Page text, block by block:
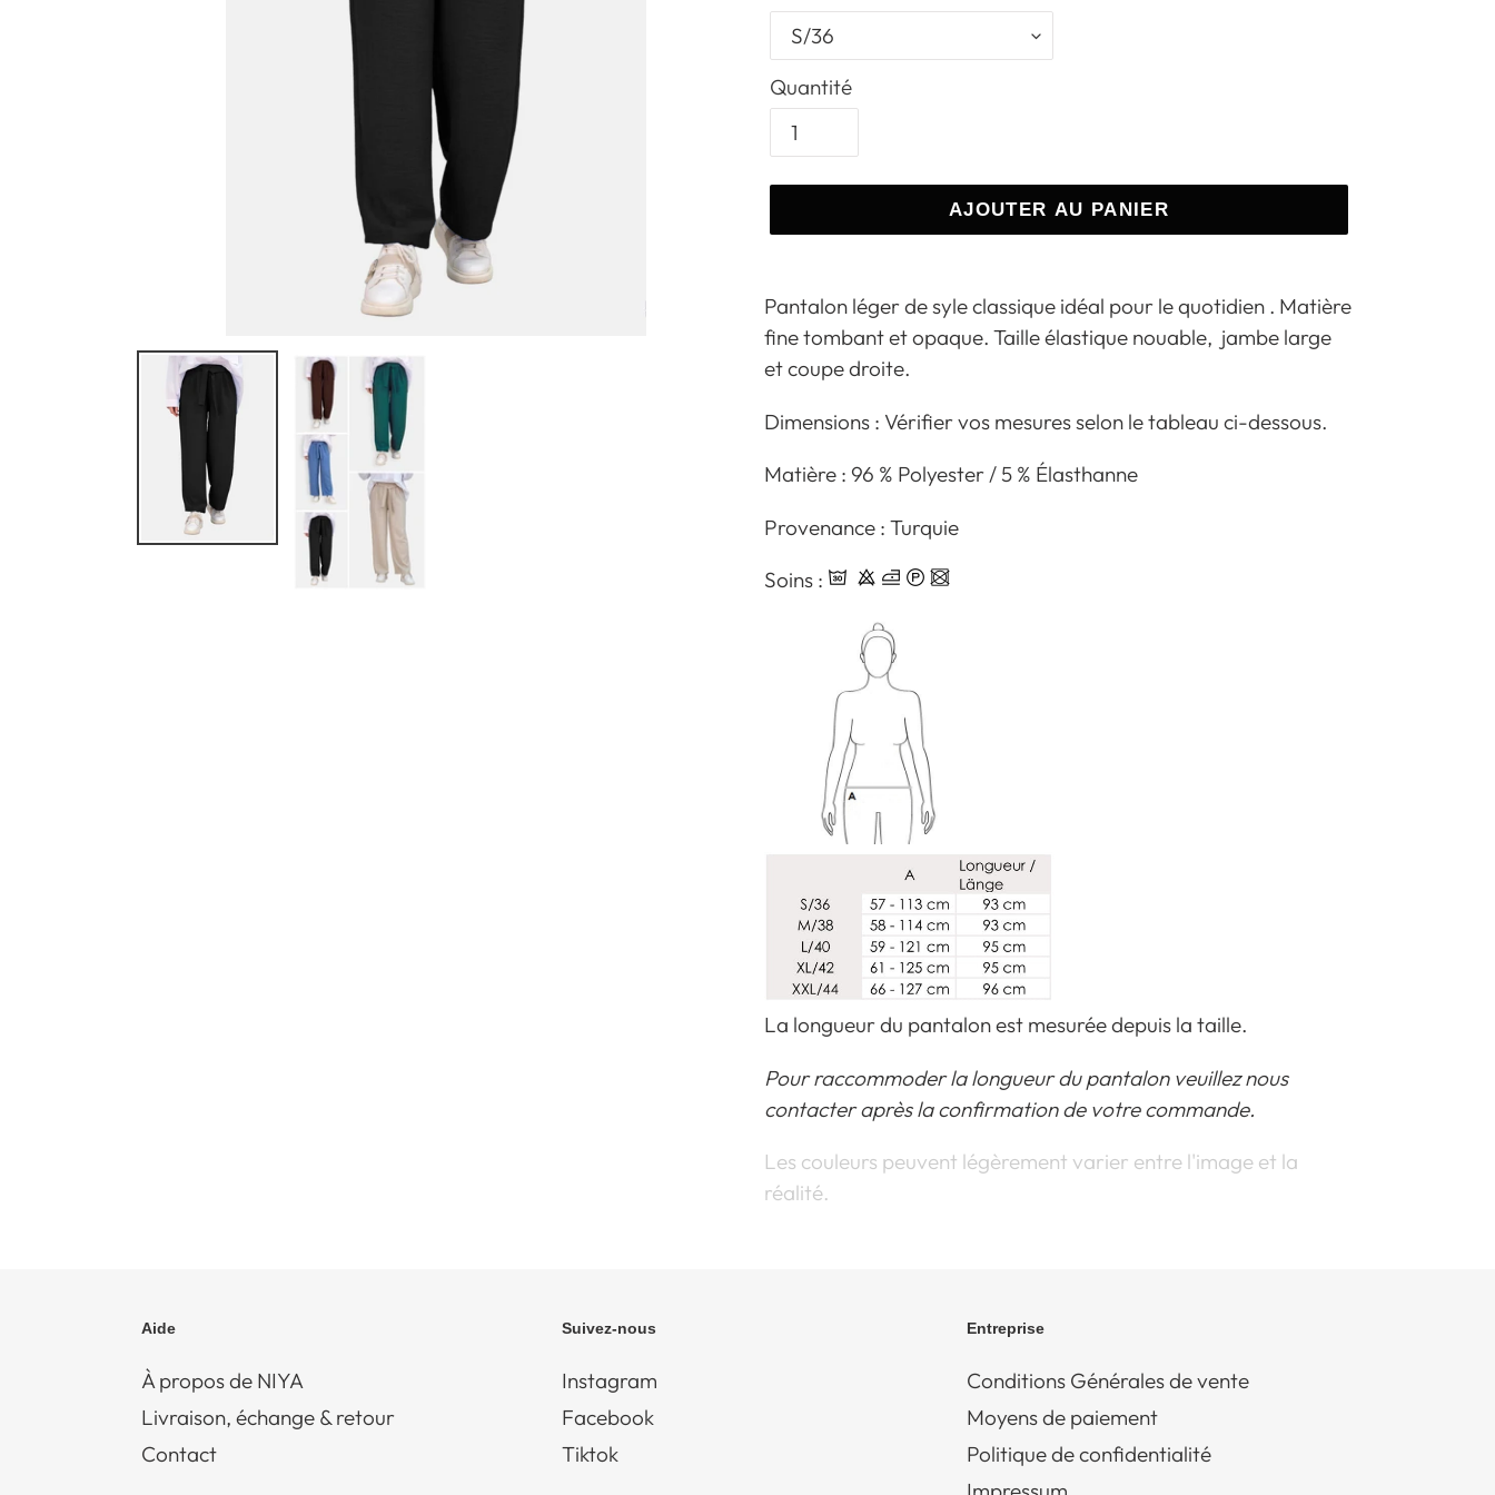
Quantité
AJOUTER AU PANIER
d'un
produit
à
panier
Pantalon léger de syle classique idéal pour le quotidien . Matière
fine tombant et opaque. Taille élastique nouable, jambe large
et coupe droite.
Dimensions : Vérifier vos mesures selon le tableau ci-dessous.
Matière : 96 % Polyester / 5 % Élasthanne
Provenance : Turquie
Soins :
La longueur du pantalon est mesurée depuis la taille.
Pour raccommoder la longueur du pantalon veuillez nous
contacter après la confirmation de votre commande.
Les couleurs peuvent légèrement varier entre l'image et la
réalité.
Aide
À propos de NIYA
Livraison, échange & retour
Contact
Suivez-nous
Instagram
Facebook
Tiktok
Entreprise
Conditions Générales de vente
Moyens de paiement
Politique de confidentialité